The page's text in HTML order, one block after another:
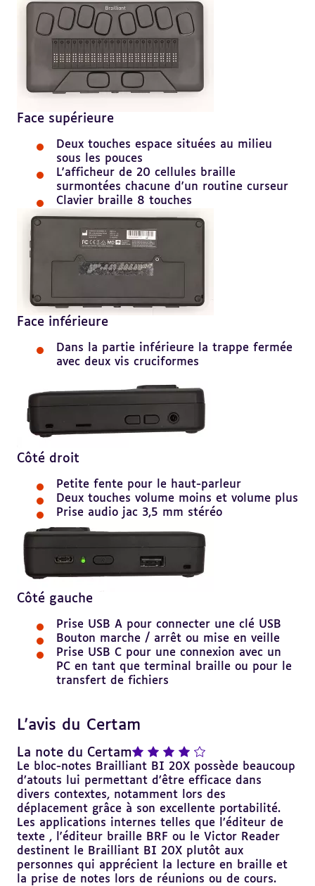
Face supérieure
Deux touches espace situées au milieu
sous les pouces
L'afficheur de 20 cellules braille
surmontées chacune d'un routine curseur
Clavier braille 8 touches
Face inférieure
Dans la partie inférieure la trappe fermée
avec deux vis cruciformes
Côté droit
Petite fente pour le haut-parleur
Deux touches volume moins et volume plus
Prise audio jac 3,5 mm stéréo
Côté gauche
Prise USB A pour connecter une clé USB
Bouton marche / arrêt ou mise en veille
Prise USB C pour une connexion avec un
PC en tant que terminal braille ou pour le
transfert de fichiers
L'avis du Certam
La note du Certamnote : 4 sur 5
Le bloc-notes Brailliant BI 20X possède beaucoup
d’atouts lui permettant d’être efficace dans
divers contextes, notamment lors des
déplacement grâce à son excellente portabilité.
Les applications internes telles que l’éditeur de
texte , l'éditeur braille BRF ou le Victor Reader
destinent le Brailliant BI 20X plutôt aux
personnes qui apprécient la lecture en braille et
la prise de notes lors de réunions ou de cours.
Revenir
sommaire